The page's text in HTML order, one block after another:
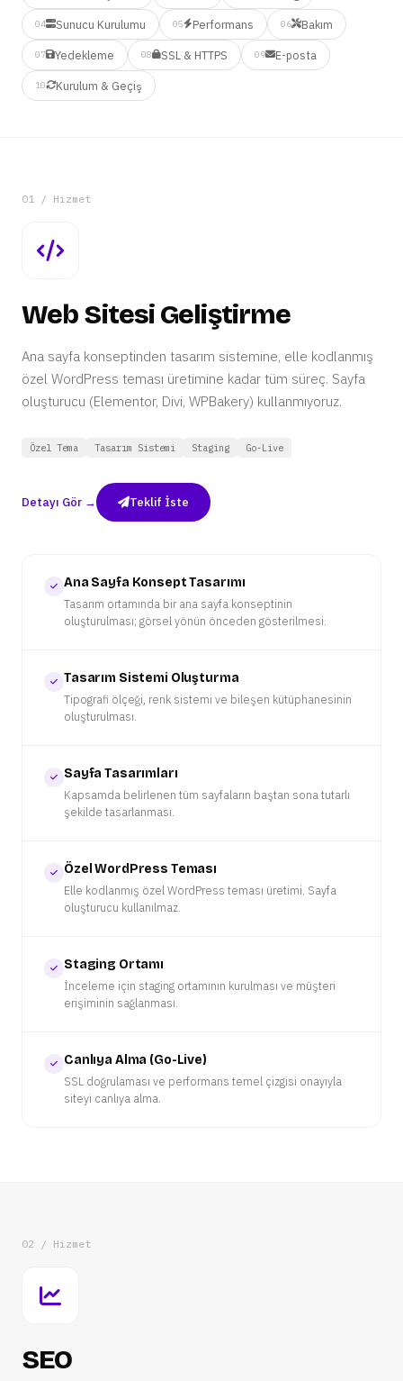
04 Sunucu Kurulumu 05 Performans 06 Bakım
07 Yedekleme 08 SSL & HTTPS 09 E-posta
10 Kurulum & Geçiş
01 / Hizmet
Web Sitesi Geliştirme
Ana sayfa konseptinden tasarım sistemine, elle kodlanmış
özel WordPress teması üretimine kadar tüm süreç. Sayfa
oluşturucu (Elementor, Divi, WPBakery) kullanmıyoruz.
Özel Tema Tasarım Sistemi Staging Go-Live
Detayı Gör → Teklif İste
Ana Sayfa Konsept Tasarımı
Tasarım ortamında bir ana sayfa konseptinin
oluşturulması; görsel yönün önceden gösterilmesi.
Tasarım Sistemi Oluşturma
Tipografi ölçeği, renk sistemi ve bileşen kütüphanesinin
oluşturulması.
Sayfa Tasarımları
Kapsamda belirlenen tüm sayfaların baştan sona tutarlı
şekilde tasarlanması.
Özel WordPress Teması
Elle kodlanmış özel WordPress teması üretimi. Sayfa
oluşturucu kullanılmaz.
Staging Ortamı
İnceleme için staging ortamının kurulması ve müşteri
erişiminin sağlanması.
Canlıya Alma (Go-Live)
SSL doğrulaması ve performans temel çizgisi onayıyla
siteyi canlıya alma.
02 / Hizmet
SEO